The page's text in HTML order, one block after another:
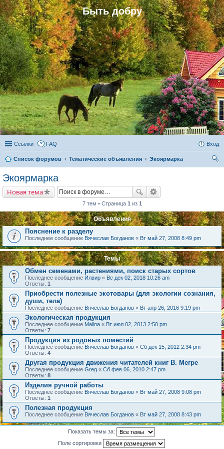
Быть добру
Ссылки FAQ Вход
Список форумов Тематические объявления
Экоярмарка
Экоярмарка
Новая тема
7 тем • Страница 1 из 1
Объявления
Пояснение к разделу
Последнее сообщение Вячеслав Богданов « Вт май 27, 2008 8:49 pm
Темы
Обмен семенами, растениями, поиск старых сортов
Последнее сообщение Илвир « Вс дек 02, 2018 10:26 am
Ответы: 1
Приобрести полезные экотовары (для экологии сознания,
души, тела)
Последнее сообщение Вячеслав Богданов « Вт апр 26, 2016 9:19 pm
Экологическая продукция
Последнее сообщение Malina « Вт июл 02, 2013 2:50 pm
Ответы: 7
Продукция из родовых поместий
Последнее сообщение Вячеслав Богданов « Сб дек 15, 2012 2:34 pm
Ответы: 4
Другая продукция движения читателей книг В. Мегре
Последнее сообщение Greg « Сб фев 06, 2010 2:47 pm
Ответы: 8
Изделия ручной работы
Последнее сообщение Вячеслав Богданов « Вт май 27, 2008 9:08 pm
Ответы: 1
Полезная продукция
Последнее сообщение Вячеслав Богданов « Вт май 27, 2008 8:43 pm
Показать темы за:
Поле сортировки